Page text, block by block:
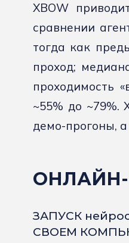
XBOW
сравнении
тогда как
проход;
проходимость
~55% до ~79%.
демо-прогоны,
ЗАПУСК
СВОЕМ